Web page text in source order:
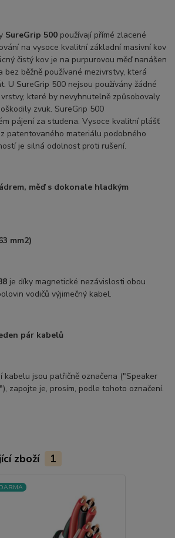
SureGrip 500 používají přímé zlacené
na vysoce kvalitní základní masivní kov
čistý kov je na purpurovou měď nanášen
bez běžně používané mezivrstvy, která
U SureGrip 500 nejsou používány žádné
které by nevyhnutelně způsobovaly
zvuk. SureGrip 500
pájení za studena. Vysoce kvalitní plášť
patentovaného materiálu podobného
je silná odolnost proti rušení.
měď s dokonale hladkým
mm2)
je díky magnetické nezávislosti obou
vodičů výjimečný kabel.
pár kabelů
kabelu jsou patřičně označena ("Speaker
zapojte je, prosím, podle tohoto označení.
zboží 1